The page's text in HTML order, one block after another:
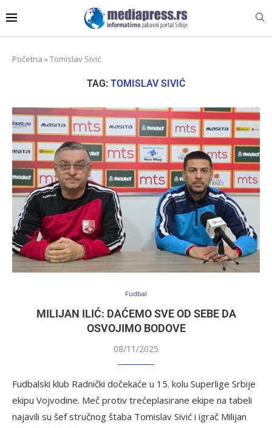
Početna »Tomislav Sivić
TAG: TOMISLAV SIVIĆ
Fudbal
MILIJAN ILIĆ: DAĆEMO SVE OD SEBE DA
OSVOJIMO BODOVE
08/11/2025
Fudbalski klub Radnički dočekaće u 15. kolu Superlige Srbije
ekipu Vojvodine. Meč protiv trećeplasirane ekipe na tabeli
najavili su šef stručnog štaba Tomislav Sivić i igrač Milijan